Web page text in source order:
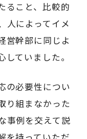
ること、比較的
人によってイメ
営幹部に同じよ
ていました。
の必要性につい
り組まなかった
事例を交えて説